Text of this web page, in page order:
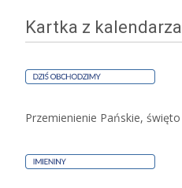
Kartka z kalendarza
Przemienienie Pańskie, święto